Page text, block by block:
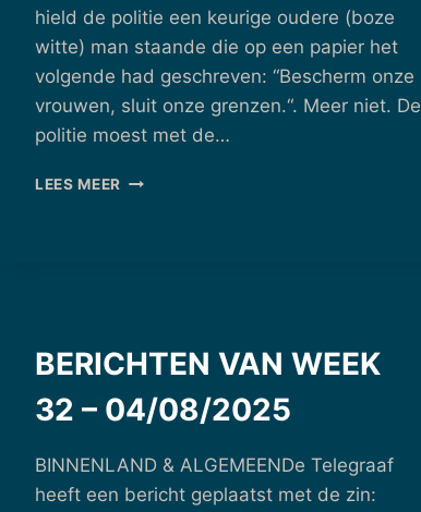
hield de politie een keurige oudere (boze
witte) man staande die op een papier het
volgende had geschreven: “Bescherm onze
vrouwen, sluit onze grenzen.“. Meer niet. De
politie moest met de…
LEES MEER BERICHTEN
BERICHTEN VAN WEEK
32 – 04/08/2025
BINNENLAND & ALGEMEENDe Telegraaf
heeft een bericht geplaatst met de zin: